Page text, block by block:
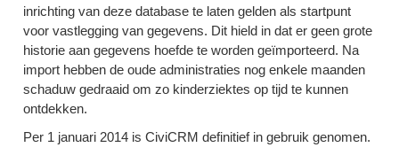
inrichting van deze database te laten gelden als startpunt
voor vastlegging van gegevens. Dit hield in dat er geen grote
historie aan gegevens hoefde te worden geïmporteerd. Na
import hebben de oude administraties nog enkele maanden
schaduw gedraaid om zo kinderziektes op tijd te kunnen
ontdekken.
Per 1 januari 2014 is CiviCRM definitief in gebruik genomen.